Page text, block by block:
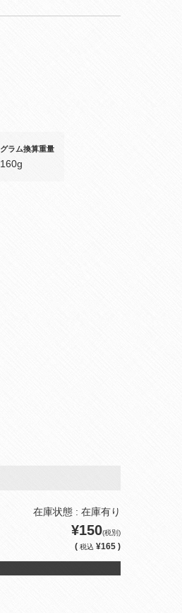
グラム換算重量
160g
在庫状態 : 在庫有り
¥150(税別)
( 税込 ¥165 )